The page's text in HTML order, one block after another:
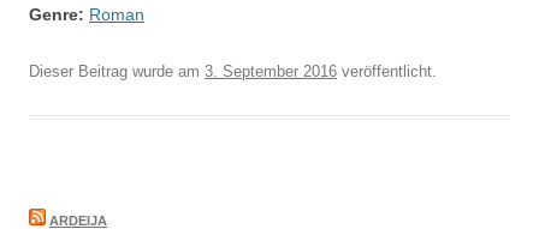
Genre: Roman
Dieser Beitrag wurde am 3. September 2016 veröffentlicht.
ARDEIJA